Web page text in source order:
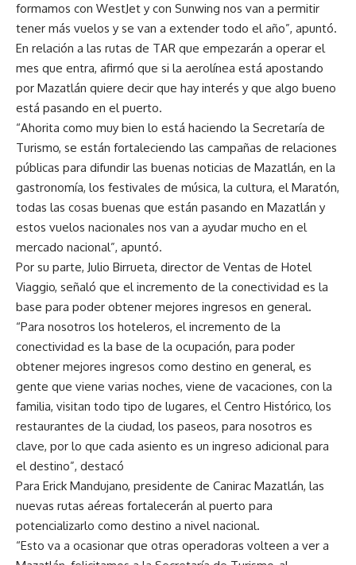
formamos con WestJet y con Sunwing nos van a permitir
tener más vuelos y se van a extender todo el año”, apuntó.
En relación a las rutas de TAR que empezarán a operar el
mes que entra, afirmó que si la aerolínea está apostando
por Mazatlán quiere decir que hay interés y que algo bueno
está pasando en el puerto.
“Ahorita como muy bien lo está haciendo la Secretaría de
Turismo, se están fortaleciendo las campañas de relaciones
públicas para difundir las buenas noticias de Mazatlán, en la
gastronomía, los festivales de música, la cultura, el Maratón,
todas las cosas buenas que están pasando en Mazatlán y
estos vuelos nacionales nos van a ayudar mucho en el
mercado nacional”, apuntó.
Por su parte, Julio Birrueta, director de Ventas de Hotel
Viaggio, señaló que el incremento de la conectividad es la
base para poder obtener mejores ingresos en general.
“Para nosotros los hoteleros, el incremento de la
conectividad es la base de la ocupación, para poder
obtener mejores ingresos como destino en general, es
gente que viene varias noches, viene de vacaciones, con la
familia, visitan todo tipo de lugares, el Centro Histórico, los
restaurantes de la ciudad, los paseos, para nosotros es
clave, por lo que cada asiento es un ingreso adicional para
el destino”, destacó
Para Erick Mandujano, presidente de Canirac Mazatlán, las
nuevas rutas aéreas fortalecerán al puerto para
potencializarlo como destino a nivel nacional.
“Esto va a ocasionar que otras operadoras volteen a ver a